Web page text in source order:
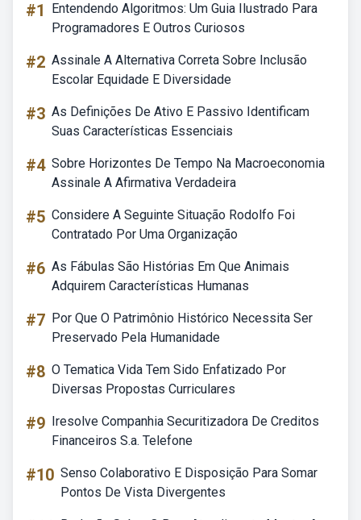
#1
Entendendo Algoritmos: Um Guia Ilustrado Para
Programadores E Outros Curiosos
#2 Assinale A Alternativa Correta Sobre Inclusão
Escolar Equidade E Diversidade
#3 As Definições De Ativo E Passivo Identificam
Suas Características Essenciais
#4 Sobre Horizontes De Tempo Na Macroeconomia
Assinale A Afirmativa Verdadeira
#5 Considere A Seguinte Situação Rodolfo Foi
Contratado Por Uma Organização
#6 As Fábulas São Histórias Em Que Animais
Adquirem Características Humanas
#7 Por Que O Patrimônio Histórico Necessita Ser
Preservado Pela Humanidade
#8 O Tematica Vida Tem Sido Enfatizado Por
Diversas Propostas Curriculares
#9 Iresolve Companhia Securitizadora De Creditos
Financeiros S.a. Telefone
#10 Senso Colaborativo E Disposição Para Somar
Pontos De Vista Divergentes